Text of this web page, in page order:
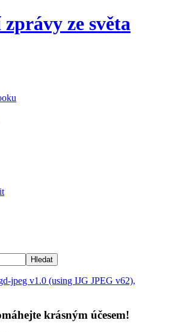
ze světa
krásným účesem!